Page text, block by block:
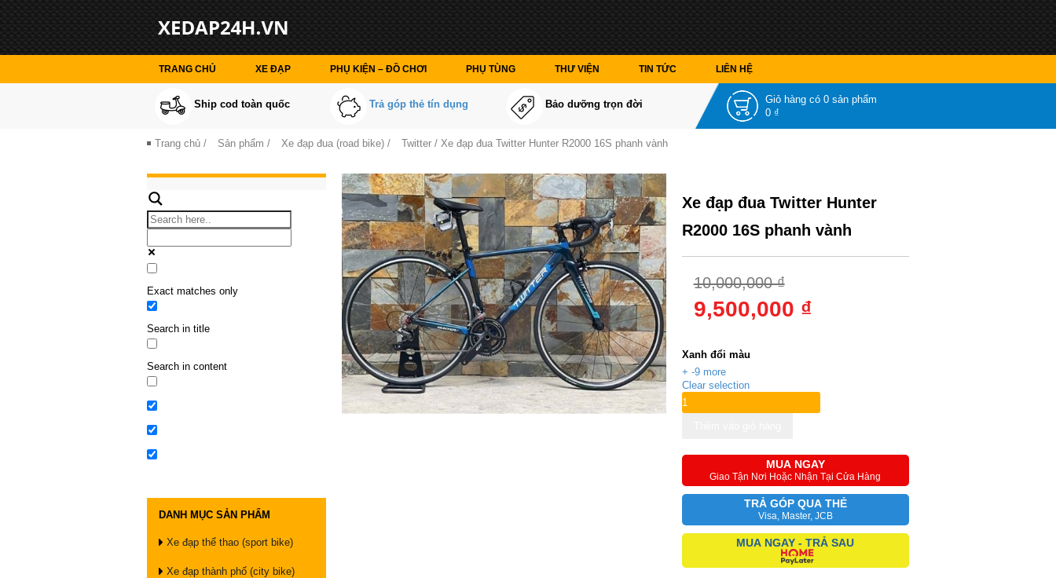
TRANG CHỦ XE ĐẠP PHỤ KIỆN – ĐỒ CHƠI PHỤ TÙNG THƯ VIỆN TIN TỨC LIÊN HỆ
Ship cod toàn quốc Trả góp thẻ tín dụng Bảo dưỡng trọn đời Giỏ hàng có 0 sản phẩm
0 ₫
Trang chủ / Sản phẩm / Xe đạp đua (road bike) / Twitter / Xe đạp đua Twitter Hunter R2000 16S phanh vành
Exact matches only
Search in title
Search in content
DANH MỤC SẢN PHẨM
Xe đạp thể thao (sport bike)
Xe đạp thành phố (city bike)
Xe đạp đua Twitter Hunter
R2000 16S phanh vành
10,000,000 ₫
9,500,000 ₫
Xanh đổi màu
+ -9 more
Clear selection
MUA NGAY
Giao Tận Nơi Hoặc Nhận Tại Cửa Hàng
TRẢ GÓP QUA THẺ
Visa, Master, JCB
MUA NGAY - TRẢ SAU